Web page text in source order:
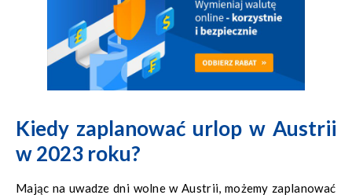
Kiedy zaplanować urlop w Austrii
w 2023 roku?
Mając na uwadze dni wolne w Austrii, możemy zaplanować